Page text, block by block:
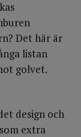
Det här är
listan
golvet.
design och
extra